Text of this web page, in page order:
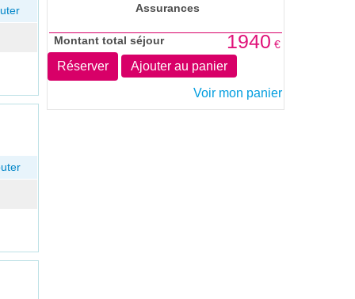
Assurances
Montant total séjour 1940 €
Réserver Ajouter au panier
Voir mon panier